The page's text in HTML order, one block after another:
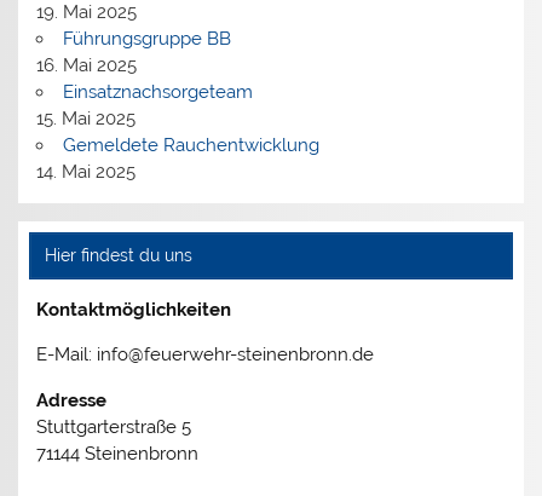
19. Mai 2025
Führungsgruppe BB
16. Mai 2025
Einsatznachsorgeteam
15. Mai 2025
Gemeldete Rauchentwicklung
14. Mai 2025
Hier findest du uns
Kontaktmöglichkeiten
E-Mail: info@feuerwehr-steinenbronn.de
Adresse
Stuttgarterstraße 5
71144 Steinenbronn